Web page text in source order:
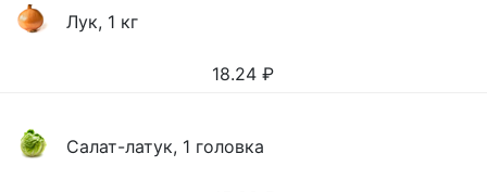
Лук, 1 кг
18.24 ₽
Салат-латук, 1 головка